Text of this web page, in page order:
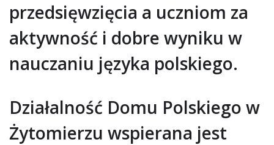
przedsięwzięcia a uczniom za
aktywność i dobre wyniku w
nauczaniu języka polskiego.
Działalność Domu Polskiego w
Żytomierzu wspierana jest